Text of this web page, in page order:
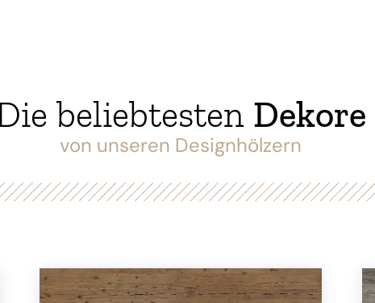
beliebtesten Dekore
von unseren Designhölzern